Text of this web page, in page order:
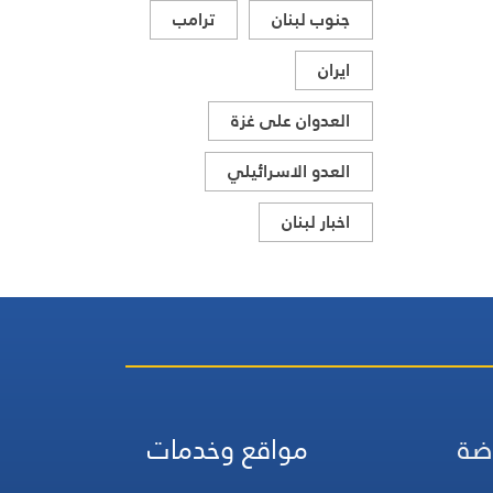
جنوب لبنان
ترامب
ايران
العدوان على غزة
العدو الاسرائيلي
اخبار لبنان
مواقع وخدمات